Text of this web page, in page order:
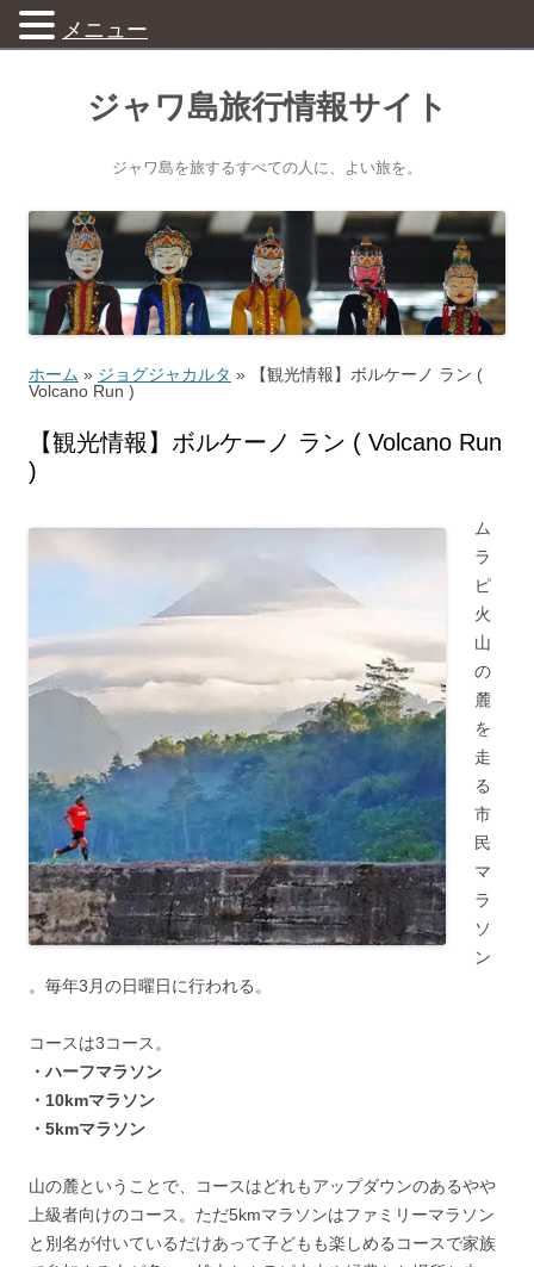
ジャワ島旅行情報サイト
ジャワ島を旅するすべての人に、よい旅を。
ホーム » ジョグジャカルタ » 【観光情報】ボルケーノ ラン (
Volcano Run )
【観光情報】ボルケーノ ラン ( Volcano Run
)
ム
ラ
ピ
火
山
の
麓
を
走
る
市
民
マ
ラ
ソ
ン
。毎年3月の日曜日に行われる。
コースは3コース。
・ハーフマラソン
・10kmマラソン
・5kmマラソン
山の麓ということで、コースはどれもアップダウンのあるやや
上級者向けのコース。ただ5kmマラソンはファミリーマラソン
と別名が付いているだけあって子どもも楽しめるコースで家族
メニュー